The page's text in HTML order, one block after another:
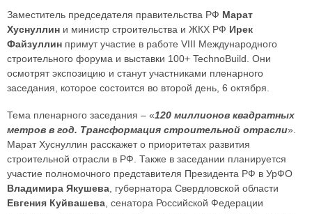
Заместитель председателя правительства РФ Марат
Хуснуллин и министр строительства и ЖКХ РФ Ирек
Файзуллин примут участие в работе VIII Международного
строительного форума и выставки 100+ TechnoBuild. Они
осмотрят экспозицию и станут участниками пленарного
заседания, которое состоится во второй день, 6 октября.
Тема пленарного заседания – «120 миллионов квадратных
метров в год. Трансформация строительной отрасли».
Марат Хуснуллин расскажет о приоритетах развития
строительной отрасли в РФ. Также в заседании планируется
участие полномочного представителя Президента РФ в УрФО
Владимира Якушева, губернатора Свердловской области
Евгения Куйвашева, сенатора Российской Федерации